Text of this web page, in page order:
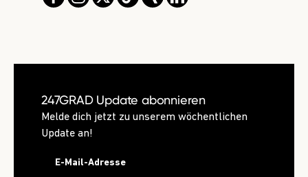
247GRAD Update abonnieren
Melde dich jetzt zu unserem wöchentlichen
Update an!
E-Mail-Adresse